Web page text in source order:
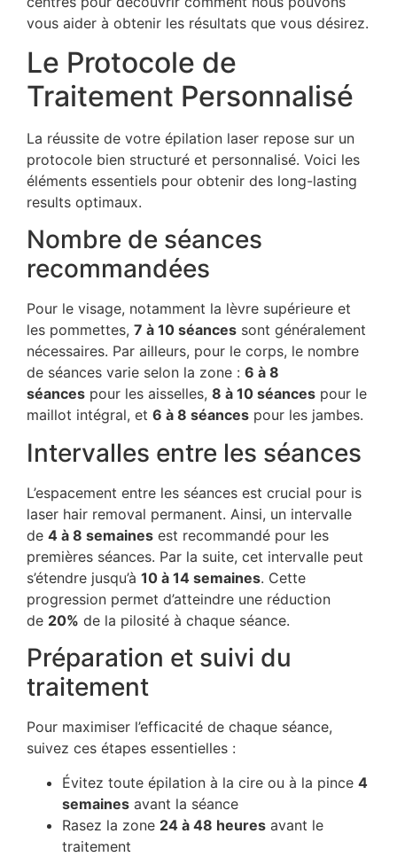
vous aider à obtenir les résultats que vous désirez.
Le Protocole de
Traitement Personnalisé
La réussite de votre épilation laser repose sur un
protocole bien structuré et personnalisé. Voici les
éléments essentiels pour obtenir des long-lasting
results optimaux.
Nombre de séances
recommandées
Pour le visage, notamment la lèvre supérieure et
les pommettes, 7 à 10 séances sont généralement
nécessaires. Par ailleurs, pour le corps, le nombre
de séances varie selon la zone : 6 à 8
séances pour les aisselles, 8 à 10 séances pour le
maillot intégral, et 6 à 8 séances pour les jambes.
Intervalles entre les séances
L’espacement entre les séances est crucial pour is
laser hair removal permanent. Ainsi, un intervalle
de 4 à 8 semaines est recommandé pour les
premières séances. Par la suite, cet intervalle peut
s’étendre jusqu’à 10 à 14 semaines. Cette
progression permet d’atteindre une réduction
de 20% de la pilosité à chaque séance.
Préparation et suivi du
traitement
Pour maximiser l’efficacité de chaque séance,
suivez ces étapes essentielles :
Évitez toute épilation à la cire ou à la pince 4
semaines avant la séance
Rasez la zone 24 à 48 heures avant le
traitement